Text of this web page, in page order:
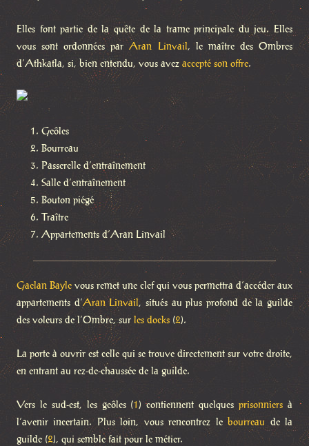
Elles font partie de la quête de la trame principale du jeu. Elles
vous sont ordonnées parAran Linvail, le maître des Ombres
d’Athkatla, si, bien entendu, vous avez accepté son offre.
Geôles
Bourreau
Passerelle d’entraînement
Salle d’entraînement
Bouton piégé
Traître
Appartements d’Aran Linvail
Gaelan Bayle vous remet une clef qui vous permettra d’accéder aux
appartements d’Aran Linvail, situés au plus profond de la guilde
des voleurs de l’Ombre, sur les docks (2).
La porte à ouvrir est celle qui se trouve directement sur votre droite,
en entrant au rez-de-chaussée de la guilde.
Vers le sud-est, les geôles (1) contiennent quelquesprisonniers à
l’avenir incertain. Plus loin, vous rencontrez lebourreau de la
guilde (2), qui semble fait pour le métier.